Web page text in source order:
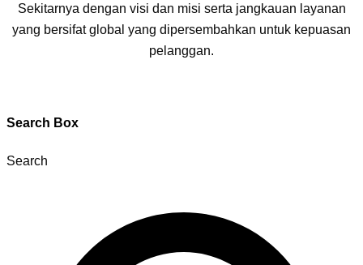
Sekitarnya dengan visi dan misi serta jangkauan layanan
yang bersifat global yang dipersembahkan untuk kepuasan
pelanggan.
Search Box
Search